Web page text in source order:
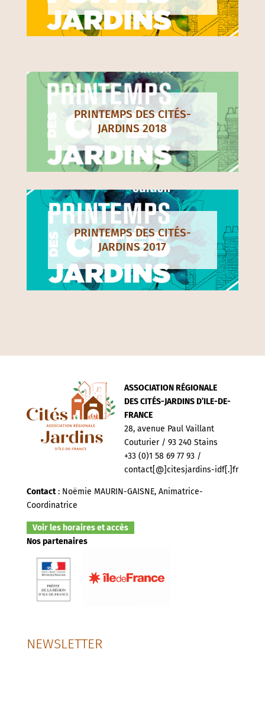
PRINTEMPS DES CITÉS-
JARDINS 2018
PRINTEMPS DES CITÉS-
JARDINS 2017
ASSOCIATION RÉGIONALE
DES CITÉS-JARDINS D’ILE-DE-
FRANCE
28, avenue Paul Vaillant
Couturier / 93 240 Stains
+33 (0)1 58 69 77 93 /
contact[@]citesjardins-idf[.]fr
Contact: Noëmie MAURIN-GAISNE, Animatrice-
Coordinatrice
Voir les horaires et accès
Nos partenaires
NEWSLETTER